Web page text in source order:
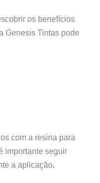
os benefícios
Genesis Tintas pode
com a resina para
importante seguir
a aplicação.